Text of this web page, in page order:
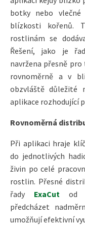
botky nebo
blízkosti kořenů.
rostlinám se
Řešení, jako je
navržena přesně
rovnoměrně a v
obzvláště důležité
aplikace rozhodující
Rovnoměrná
Při aplikaci hraje
do jednotlivých
živin po celé
rostlin. Přesné
řady ExaCut
od
předcházet
umožňují efektivní